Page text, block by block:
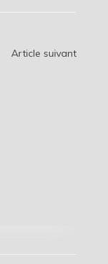
Article suivant